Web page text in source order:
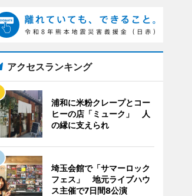
アクセスランキング
浦和に米粉クレープとコー
ヒーの店「ミューク」 人
の縁に支えられ
埼玉会館で「サマーロック
フェス」 地元ライブハウ
ス主催で7日間8公演